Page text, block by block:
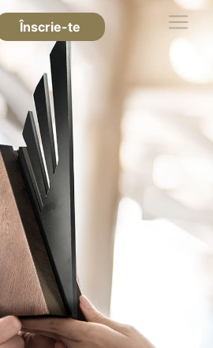
Înscrie-te